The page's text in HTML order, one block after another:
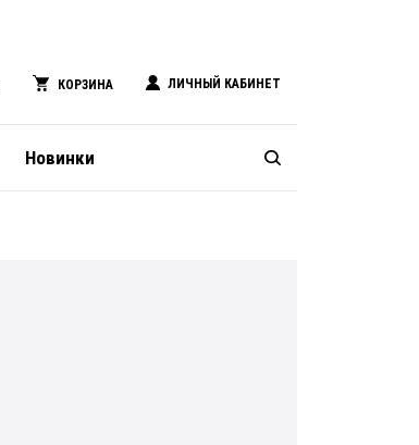
КОРЗИНА ЛИЧНЫЙ КАБИНЕТ
Новинки